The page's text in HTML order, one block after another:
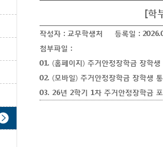
[학
작성자 : 교무학생처 등록일 :
첨부파일 :
01. (홈페이지) 주거안정장학금 장학
02. (모바일) 주거안정장학금 장학생
03. 26년 2학기 1차 주거안정장학금